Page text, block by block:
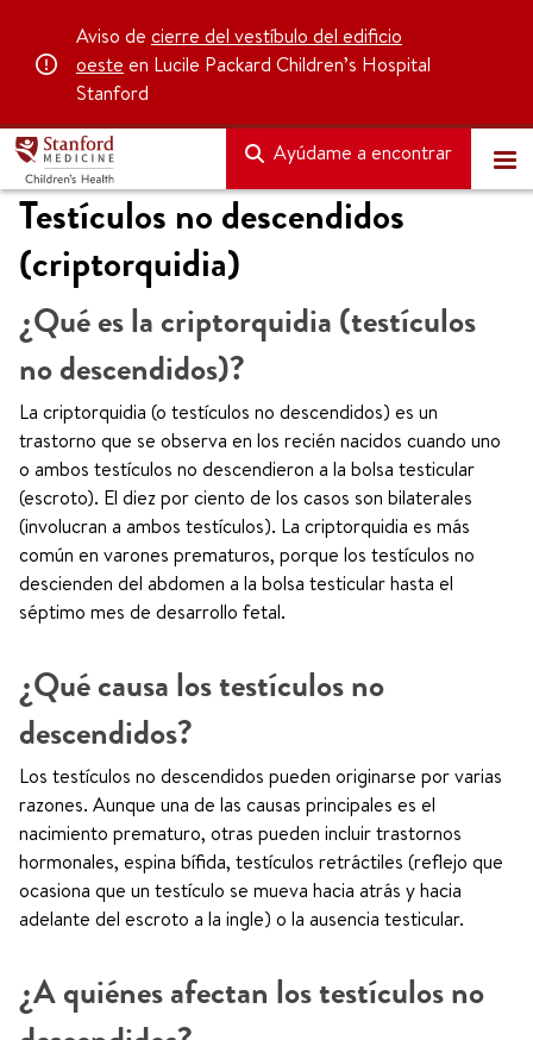
Aviso de cierre del vestíbulo del edificio
oeste en Lucile Packard Children’s Hospital
Stanford
Ayúdame a encontrar
Testículos no descendidos
(criptorquidia)
¿Qué es la criptorquidia (testículos
no descendidos)?
La criptorquidia (o testículos no descendidos) es un
trastorno que se observa en los recién nacidos cuando uno
o ambos testículos no descendieron a la bolsa testicular
(escroto). El diez por ciento de los casos son bilaterales
(involucran a ambos testículos). La criptorquidia es más
común en varones prematuros, porque los testículos no
descienden del abdomen a la bolsa testicular hasta el
séptimo mes de desarrollo fetal.
¿Qué causa los testículos no
descendidos?
Los testículos no descendidos pueden originarse por varias
razones. Aunque una de las causas principales es el
nacimiento prematuro, otras pueden incluir trastornos
hormonales, espina bífida, testículos retráctiles (reflejo que
ocasiona que un testículo se mueva hacia atrás y hacia
adelante del escroto a la ingle) o la ausencia testicular.
¿A quiénes afectan los testículos no